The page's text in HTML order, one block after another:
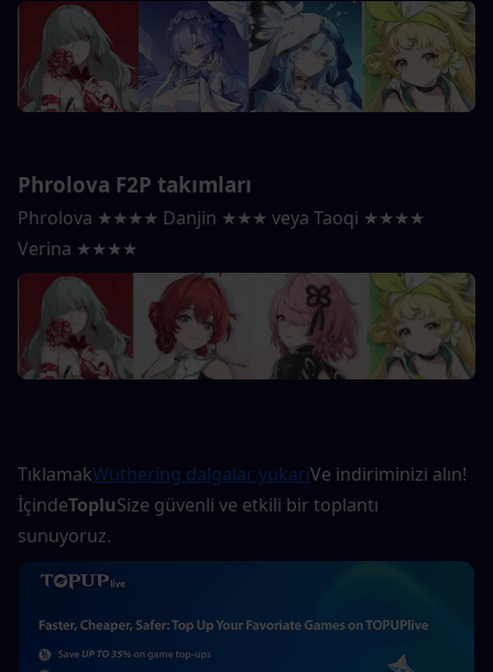
Phrolova F2P takımları
Phrolova ★★★★ Danjin ★★★ veya Taoqi ★★★★
Verina ★★★★
TıklamakWuthering dalgalar yukarıVe indiriminizi alın!
İçindeTopluSize güvenli ve etkili bir toplantı
sunuyoruz.